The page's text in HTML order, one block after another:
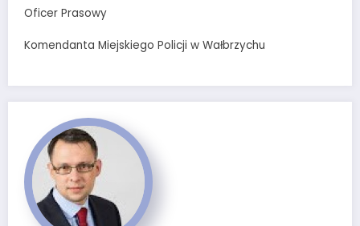
Oficer Prasowy
Komendanta Miejskiego Policji w Wałbrzychu